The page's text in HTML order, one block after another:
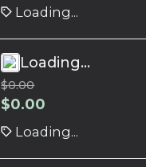
Loading...
Loading...
$0.00
$0.00
Loading...